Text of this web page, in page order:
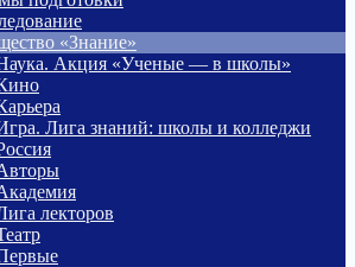
«Знание»
Акция «Ученые — в школы»
Лига знаний: школы и колледжи
лекторов